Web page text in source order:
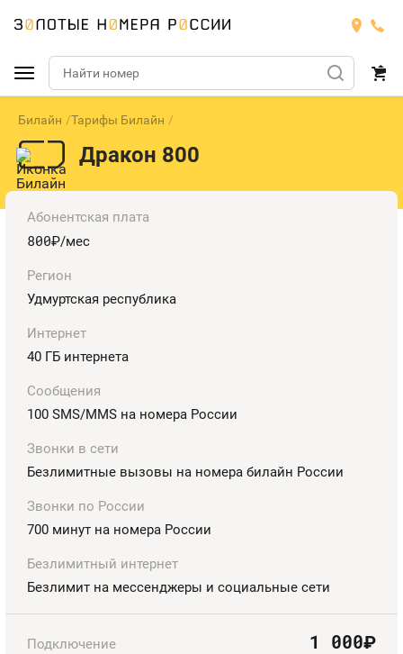
Подобрать номер
Билайн
БИЛАЙН
Номера
Мегафон
Тарифы
ТЕЛЕ2
Тарифы
Йота
Тарифы
Продать номер
Оплата и доставка
Устройства
Билайн Тарифы Билайн
Дракон 800
Абонентская плата
800руб./мес
Регион
Удмуртская республика
Интернет
40 ГБ интернета
Сообщения
100 SMS/MMS на номера России
Звонки в сети
Безлимитные вызовы на номера билайн России
Звонки по России
700 минут на номера России
Безлимитный интернет
Безлимит на мессенджеры и социальные сети
Подключение 1 000руб.